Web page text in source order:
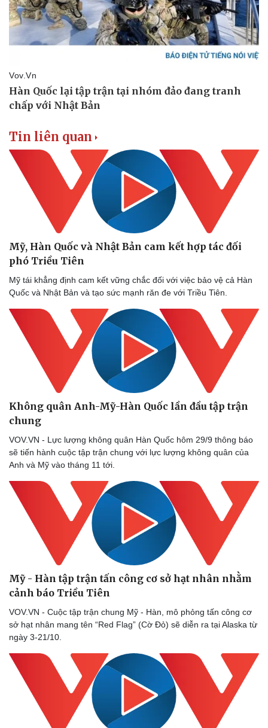
Pháp luật
Vụ án
Tư vấn luật
Quân sự - Quốc phòng
Vũ khí
Việt Nam
Phân tích
Tin liên quan
Mỹ, Hàn Quốc và Nhật Bản cam kết hợp tác đối
phó Triều Tiên
Mỹ tái khẳng định cam kết vững chắc đối với việc bảo vệ cả Hàn
Quốc và Nhật Bản và tạo sức mạnh răn đe với Triều Tiên.
Không quân Anh-Mỹ-Hàn Quốc lần đầu tập trận
chung
VOV.VN - Lực lượng không quân Hàn Quốc hôm 29/9 thông báo
sẽ tiến hành cuộc tập trận chung với lực lượng không quân của
Anh và Mỹ vào tháng 11 tới.
Mỹ - Hàn tập trận tấn công cơ sở hạt nhân nhằm
cảnh báo Triều Tiên
VOV.VN - Cuộc tập trận chung Mỹ - Hàn, mô phỏng tấn công cơ
sở hạt nhân mang tên “Red Flag” (Cờ Đỏ) sẽ diễn ra tại Alaska từ
ngày 3-21/10.